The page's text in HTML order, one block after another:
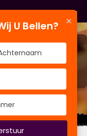
de pieken.
×
U Bellen?